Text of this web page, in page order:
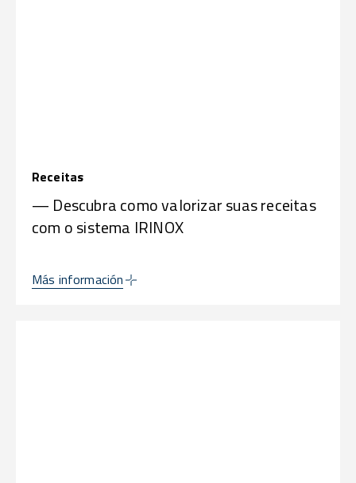
Receitas
— Descubra como valorizar suas receitas
com o sistema IRINOX
Más información